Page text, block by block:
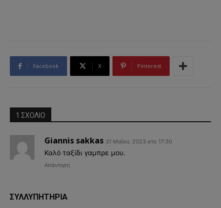
Facebook X Pinterest
1 ΣΧΟΛΙΟ
Giannis sakkas 31 Μαΐου, 2023 στο 17:30
Καλό ταξίδι γαμπρε μου.
Απάντηση
ΣΥΛΛΥΠΗΤΗΡΙΑ